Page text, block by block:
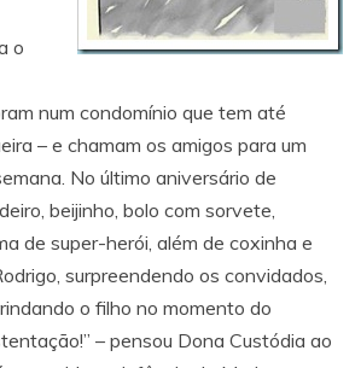
o
num condomínio que tem até
– e chamam os amigos para um
No último aniversário de
beijinho, bolo com sorvete,
de super-herói, além de coxinha e
surpreendendo os convidados,
o filho no momento do
– pensou Dona Custódia ao